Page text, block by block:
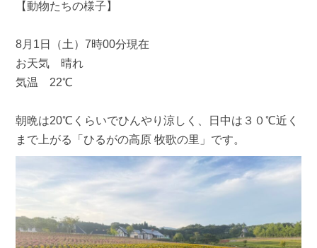
【動物たちの様子】
8月1日（土）7時00分現在
お天気 晴れ
気温 22℃
朝晩は20℃くらいでひんやり涼しく、日中は３０℃近く
まで上がる「ひるがの高原 牧歌の里」です。